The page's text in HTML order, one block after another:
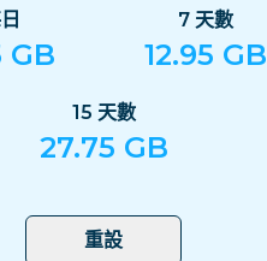
GB
7 天數
12.95 GB
15 天數
27.75 GB
重設